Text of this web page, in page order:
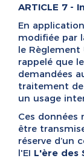
ARTICLE 7 -
En
modifiée par
le Règlement
rappelé que
demandées
traitement
un usage
Ces données
être
réserve d’un
l'EI L'ère des